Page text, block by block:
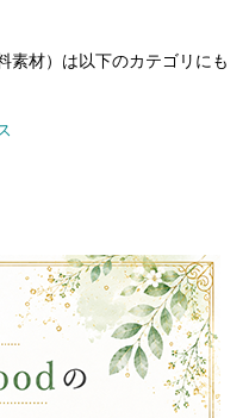
素材）は以下のカテゴリにも